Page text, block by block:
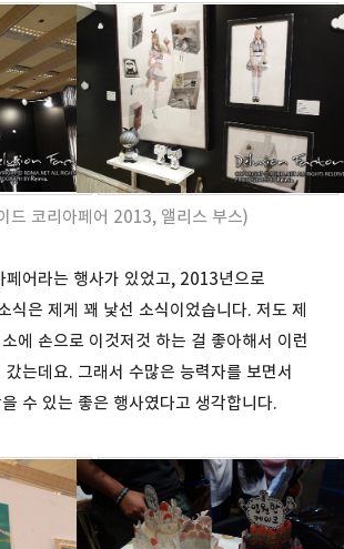
드 코리아페어 2013, 앨리스 부스)
페어라는 행사가 있었고, 2013년으로
식은 제게 꽤 낯선 소식이었습니다. 저도 제
에 손으로 이것저것 하는 걸 좋아해서 이런
는데요. 그래서 수많은 능력자를 보면서
수 있는 좋은 행사였다고 생각합니다.